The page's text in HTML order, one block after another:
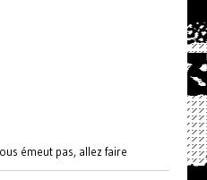
émeut pas, allez faire